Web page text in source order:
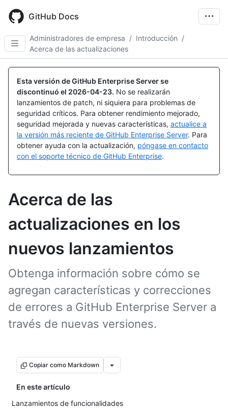
main
content
GitHub Docs
Administradores de empresa / Introducción /
Acerca de las actualizaciones
Esta versión de GitHub Enterprise Server se
discontinuó el 2026-04-23. No se realizarán
lanzamientos de patch, ni siquiera para problemas de
seguridad críticos. Para obtener rendimiento mejorado,
seguridad mejorada y nuevas características, actualice a
la versión más reciente de GitHub Enterprise Server. Para
obtener ayuda con la actualización, póngase en contacto
con el soporte técnico de GitHub Enterprise.
Acerca de las
actualizaciones en los
nuevos lanzamientos
Obtenga información sobre cómo se
agregan características y correcciones
de errores a GitHub Enterprise Server a
través de nuevas versiones.
Copiar como Markdown
En este artículo
Lanzamientos de funcionalidades